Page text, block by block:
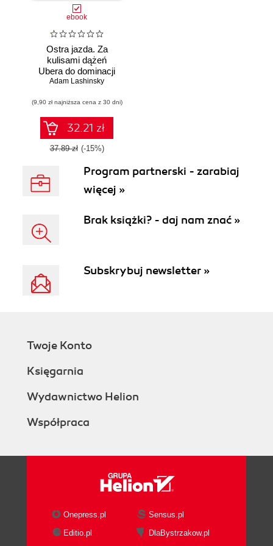
ebook
Ostra jazda. Za
kulisami dążeń
Ubera do dominacji
na świecie
Adam Lashinsky
(9,90 zł najniższa cena z 30 dni)
32.21 zł
37.89 zł (-15%)
Program partnerski - zarabiaj
więcej »
Brak książki? - daj nam znać »
Subskrybuj newsletter »
Twoje Konto
Księgarnia
Wydawnictwo Helion
Współpraca
Onepress.pl
Sensus.pl
Editio.pl
DlaBystrzakow.pl